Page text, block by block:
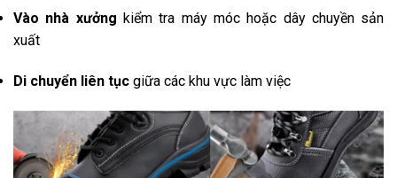
Vào nhà xưởng kiểmtra máy móc hoặc dây chuyền sản
xuất
Di chuyển liên tục giữa các khu vực làm việc